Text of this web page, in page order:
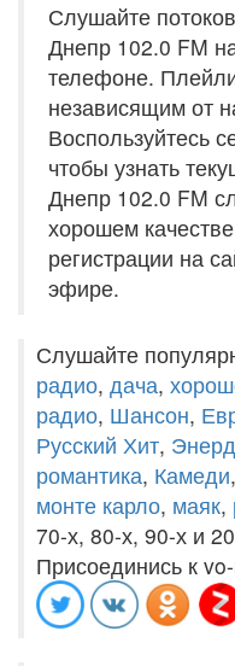
Слушайте
Днепр 102.0 FM
телефоне.
независящим от
Воспользуйтесь
чтобы узнать
Днепр 102.0 FM
хорошем
регистрации на
эфире.
Слушайте
радио, дача,
радио, Шансон,
Русский Хит,
романтика, Камеди,
монте карло, маяк,
70-х, 80-х, 90-х и
Присоединись к